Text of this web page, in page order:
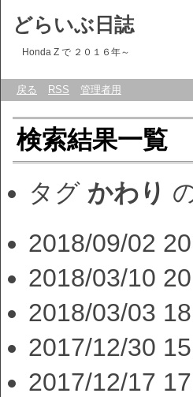
どらいぶ日誌
Honda Z で ２０１６年～
戻る RSS 管理者用
検索結果一覧
タグ かわり
2018/09/02
2018/03/10
2018/03/03
2017/12/30
2017/12/17